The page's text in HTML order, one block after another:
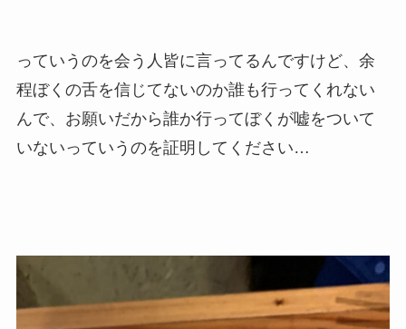
っていうのを会う人皆に言ってるんですけど、余
程ぼくの舌を信じてないのか誰も行ってくれない
んで、お願いだから誰か行ってぼくが嘘をついて
いないっていうのを証明してください…